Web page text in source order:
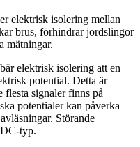
elektrisk isolering mellan
brus, förhindrar jordslingor
mätningar.
elektrisk isolering att en
potential. Detta är
flesta signaler finns på
potentialer kan påverka
Störande
typ.